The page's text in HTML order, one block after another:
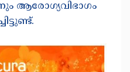
ആരോഗ്യവിഭാഗം